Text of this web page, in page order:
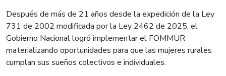
Después de más de 21 años desde la expedición de la Ley
731 de 2002 modificada por la Ley 2462 de 2025, el
Gobierno Nacional logró implementar el FOMMUR
materializando oportunidades para que las mujeres rurales
cumplan sus sueños colectivos e individuales.